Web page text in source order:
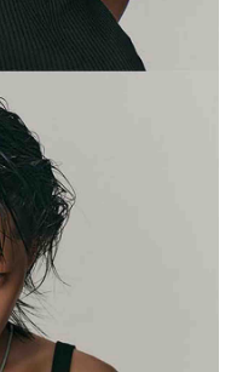
額度並採取法律行動。